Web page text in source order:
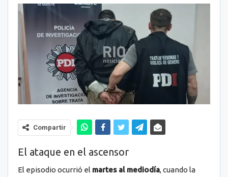
Compartir
El ataque en el ascensor
El episodio ocurrió el martes al mediodía, cuando la